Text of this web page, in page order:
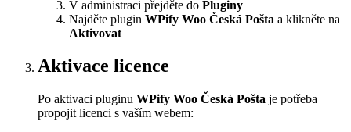
V administraci přejděte do Pluginy
Najděte plugin WPify Woo Česká Pošta a klikněte na
Aktivovat
Aktivace licence
Po aktivaci pluginu WPify Woo Česká Pošta je potřeba
propojit licenci s vaším webem: